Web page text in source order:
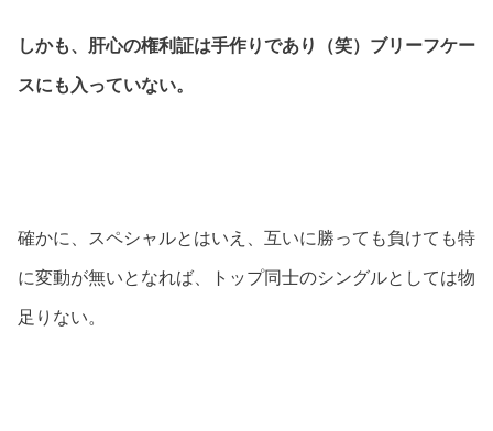
しかも、肝心の権利証は手作りであり（笑）ブリーフケー
スにも入っていない。
確かに、スペシャルとはいえ、互いに勝っても負けても特
に変動が無いとなれば、トップ同士のシングルとしては物
足りない。